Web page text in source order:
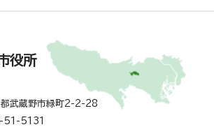
役所
武蔵野市緑町2-2-28
51-5131